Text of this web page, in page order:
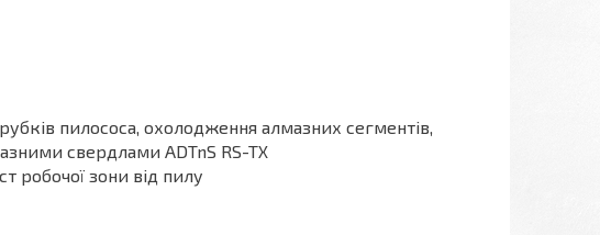
пилососа, охолодження алмазних сегментів,
свердлами ADTnS RS-TX
робочої зони від пилу